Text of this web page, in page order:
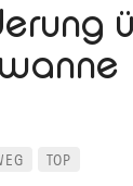
TOP